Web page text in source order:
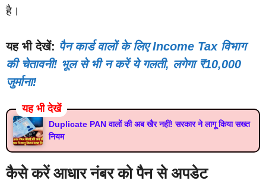
है।
यह भी देखें: पैन कार्ड वालों के लिए Income Tax विभाग
की चेतावनी! भूल से भी न करें ये गलती, लगेगा ₹10,000
जुर्माना!
यह भी देखें
Duplicate PAN वालों की अब खैर नहीं! सरकार ने लागू किया सख्त
नियम
कैसे करें आधार नंबर को पैन से अपडेट